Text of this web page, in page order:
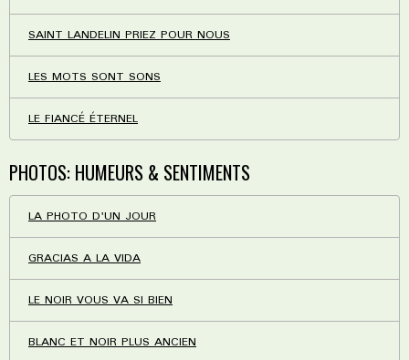
SAINT LANDELIN PRIEZ POUR NOUS
LES MOTS SONT SONS
LE FIANCÉ ÉTERNEL
PHOTOS: HUMEURS & SENTIMENTS
LA PHOTO D'UN JOUR
GRACIAS A LA VIDA
LE NOIR VOUS VA SI BIEN
BLANC ET NOIR PLUS ANCIEN